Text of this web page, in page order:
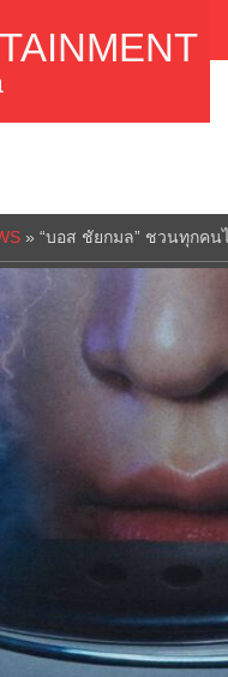
» “บอส ชัยกมล” ชวนทุกคน